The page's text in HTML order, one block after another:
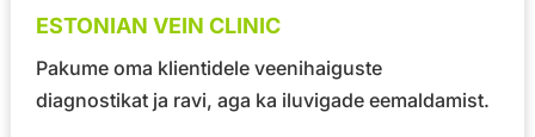
ESTONIAN VEIN CLINIC
Pakume oma klientidele veenihaiguste
diagnostikat ja ravi, aga ka iluvigade eemaldamist.